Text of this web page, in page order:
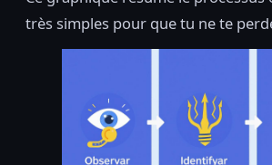
très simples pour que tu ne te